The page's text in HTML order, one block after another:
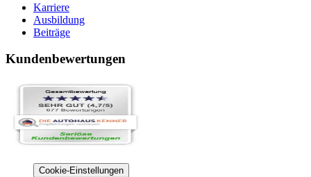
Karriere
Ausbildung
Beiträge
Kundenbewertungen
Cookie-Einstellungen